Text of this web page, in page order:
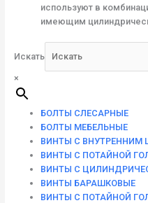
используют в
имеющим
Искать
×
БОЛТЫ СЛЕСАРНЫЕ
БОЛТЫ МЕБЕЛЬНЫЕ
ВИНТЫ С ВНУТРЕННИМ
ВИНТЫ С ПОТАЙНОЙ
ВИНТЫ С
ВИНТЫ БАРАШКОВЫЕ
ВИНТЫ С ПОТАЙНОЙ